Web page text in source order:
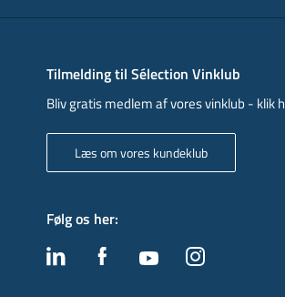
Tilmelding til Sélection Vinklub
Bliv gratis medlem af vores vinklub - klik
Læs om vores kundeklub
Følg os her: